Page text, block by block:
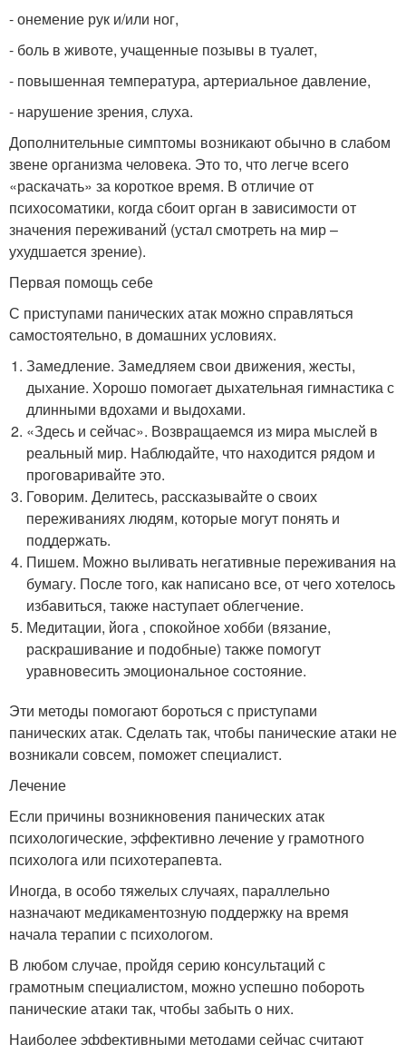
- онемение рук и/или ног,
- боль в животе, учащенные позывы в туалет,
- повышенная температура, артериальное давление,
- нарушение зрения, слуха.
Дополнительные симптомы возникают обычно в слабом
звене организма человека. Это то, что легче всего
«раскачать» за короткое время. В отличие от
психосоматики, когда сбоит орган в зависимости от
значения переживаний (устал смотреть на мир –
ухудшается зрение).
Первая помощь себе
С приступами панических атак можно справляться
самостоятельно, в домашних условиях.
Замедление. Замедляем свои движения, жесты,
дыхание. Хорошо помогает дыхательная гимнастика с
длинными вдохами и выдохами.
«Здесь и сейчас». Возвращаемся из мира мыслей в
реальный мир. Наблюдайте, что находится рядом и
проговаривайте это.
Говорим. Делитесь, рассказывайте о своих
переживаниях людям, которые могут понять и
поддержать.
Пишем. Можно выливать негативные переживания на
бумагу. После того, как написано все, от чего хотелось
избавиться, также наступает облегчение.
Медитации, йога , спокойное хобби (вязание,
раскрашивание и подобные) также помогут
уравновесить эмоциональное состояние.
Эти методы помогают бороться с приступами
панических атак. Сделать так, чтобы панические атаки не
возникали совсем, поможет специалист.
Лечение
Если причины возникновения панических атак
психологические, эффективно лечение у грамотного
психолога или психотерапевта.
Иногда, в особо тяжелых случаях, параллельно
назначают медикаментозную поддержку на время
начала терапии с психологом.
В любом случае, пройдя серию консультаций с
грамотным специалистом, можно успешно побороть
панические атаки так, чтобы забыть о них.
Наиболее эффективными методами сейчас считают